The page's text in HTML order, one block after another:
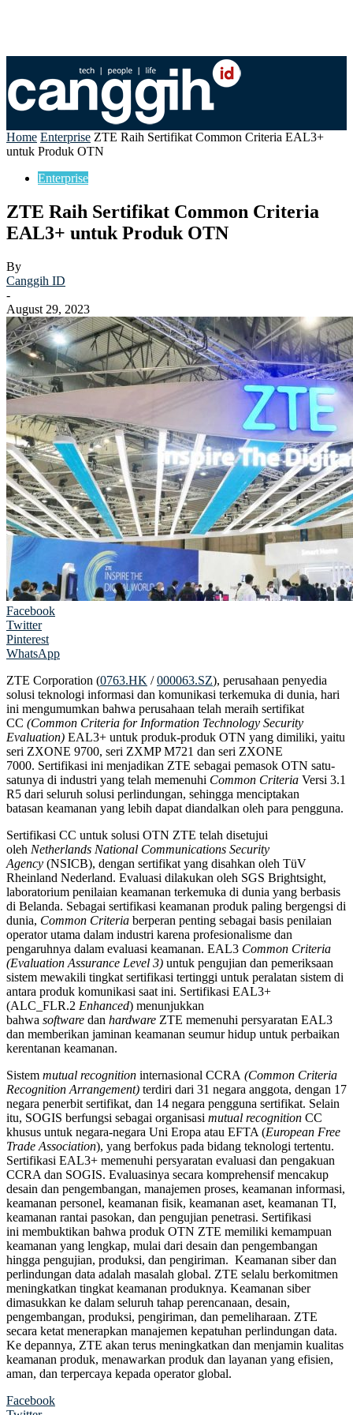
Home Enterprise ZTE Raih Sertifikat Common Criteria EAL3+
untuk Produk OTN
Enterprise
ZTE Raih Sertifikat Common Criteria
EAL3+ untuk Produk OTN
By
Canggih ID
-
August 29, 2023
Facebook
Twitter
Pinterest
WhatsApp
ZTE Corporation (0763.HK /000063.SZ), perusahaan penyedia
solusi teknologi informasi dan komunikasi terkemuka di dunia, hari
ini mengumumkan bahwa perusahaan telah meraih sertifikat
CC (Common Criteria for Information Technology Security
Evaluation) EAL3+ untuk produk-produk OTN yang dimiliki, yaitu
seri ZXONE 9700, seri ZXMP M721 dan seri ZXONE
7000. Sertifikasi ini menjadikan ZTE sebagai pemasok OTN satu-
satunya di industri yang telah memenuhi Common Criteria Versi 3.1
R5 dari seluruh solusi perlindungan, sehingga menciptakan
batasan keamanan yang lebih dapat diandalkan oleh para pengguna.
Sertifikasi CC untuk solusi OTN ZTE telah disetujui
oleh Netherlands National Communications Security
Agency (NSICB), dengan sertifikat yang disahkan oleh TüV
Rheinland Nederland. Evaluasi dilakukan oleh SGS Brightsight,
laboratorium penilaian keamanan terkemuka di dunia yang berbasis
di Belanda. Sebagai sertifikasi keamanan produk paling bergengsi di
dunia, Common Criteria berperan penting sebagai basis penilaian
operator utama dalam industri karena profesionalisme dan
pengaruhnya dalam evaluasi keamanan. EAL3 Common Criteria
(Evaluation Assurance Level 3) untuk pengujian dan pemeriksaan
sistem mewakili tingkat sertifikasi tertinggi untuk peralatan sistem di
antara produk komunikasi saat ini. Sertifikasi EAL3+
(ALC_FLR.2 Enhanced) menunjukkan
bahwa software dan hardware ZTE memenuhi persyaratan EAL3
dan memberikan jaminan keamanan seumur hidup untuk perbaikan
kerentanan keamanan.
Sistem mutual recognition internasional CCRA (Common Criteria
Recognition Arrangement) terdiri dari 31 negara anggota, dengan 17
negara penerbit sertifikat, dan 14 negara pengguna sertifikat. Selain
itu, SOGIS berfungsi sebagai organisasi mutual recognition CC
khusus untuk negara-negara Uni Eropa atau EFTA (European Free
Trade Association), yang berfokus pada bidang teknologi tertentu.
Sertifikasi EAL3+ memenuhi persyaratan evaluasi dan pengakuan
CCRA dan SOGIS. Evaluasinya secara komprehensif mencakup
desain dan pengembangan, manajemen proses, keamanan informasi,
keamanan personel, keamanan fisik, keamanan aset, keamanan TI,
keamanan rantai pasokan, dan pengujian penetrasi. Sertifikasi
ini membuktikan bahwa produk OTN ZTE memiliki kemampuan
keamanan yang lengkap, mulai dari desain dan pengembangan
hingga pengujian, produksi, dan pengiriman. Keamanan siber dan
perlindungan data adalah masalah global. ZTE selalu berkomitmen
meningkatkan tingkat keamanan produknya. Keamanan siber
dimasukkan ke dalam seluruh tahap perencanaan, desain,
pengembangan, produksi, pengiriman, dan pemeliharaan. ZTE
secara ketat menerapkan manajemen kepatuhan perlindungan data.
Ke depannya, ZTE akan terus meningkatkan dan menjamin kualitas
keamanan produk, menawarkan produk dan layanan yang efisien,
aman, dan terpercaya kepada operator global.
Facebook